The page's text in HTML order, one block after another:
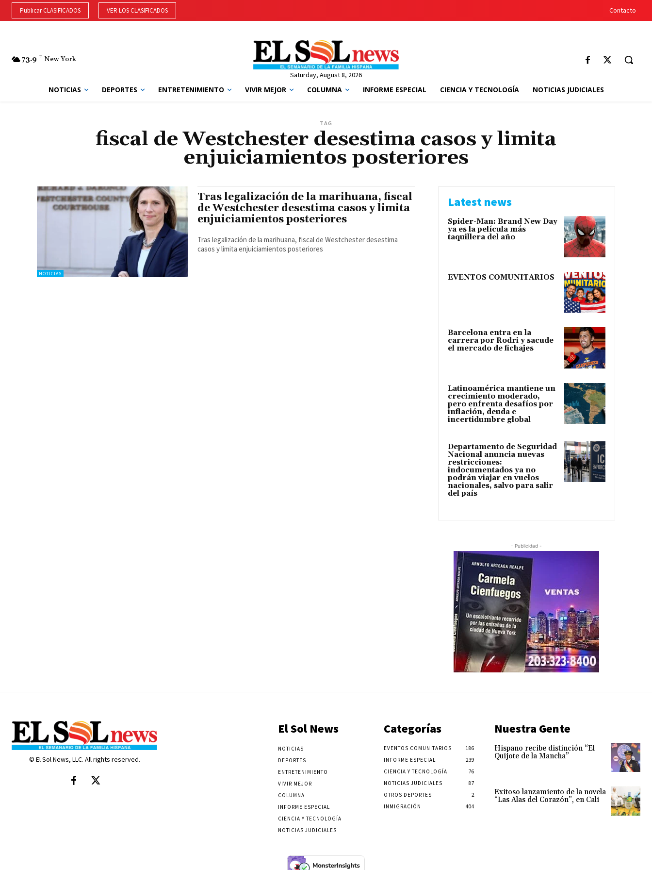
Publicar CLASIFICADOS VER LOS CLASIFICADOS Contacto
73.9 F New York
Saturday, August 8, 2026
NOTICIAS DEPORTES ENTRETENIMIENTO VIVIR MEJOR COLUMNA INFORME ESPECIAL CIENCIA Y TECNOLOGÍA NOTICIAS JUDICIALES
TAG
fiscal de Westchester desestima casos y limita
enjuiciamientos posteriores
NOTICIAS
Tras legalización de la marihuana, fiscal
de Westchester desestima casos y limita
enjuiciamientos posteriores
Tras legalización de la marihuana, fiscal de Westchester desestima
casos y limita enjuiciamientos posteriores
Latest news
Spider-Man: Brand New Day
ya es la película más
taquillera del año
EVENTOS COMUNITARIOS
Barcelona entra en la
carrera por Rodri y sacude
el mercado de fichajes
Latinoamérica mantiene un
crecimiento moderado,
pero enfrenta desafíos por
inflación, deuda e
incertidumbre global
Departamento de Seguridad
Nacional anuncia nuevas
restricciones:
indocumentados ya no
podrán viajar en vuelos
nacionales, salvo para salir
del país
- Publicidad -
© El Sol News, LLC. All rights reserved.
El Sol News
NOTICIAS
DEPORTES
ENTRETENIMIENTO
VIVIR MEJOR
COLUMNA
INFORME ESPECIAL
CIENCIA Y TECNOLOGÍA
NOTICIAS JUDICIALES
Categorías
EVENTOS COMUNITARIOS
186
INFORME ESPECIAL
239
CIENCIA Y TECNOLOGÍA
76
NOTICIAS JUDICIALES
87
OTROS DEPORTES
2
INMIGRACIÓN
404
Nuestra Gente
Hispano recibe distinción “El
Quijote de la Mancha”
Exitoso lanzamiento de la novela
“Las Alas del Corazón”, en Cali